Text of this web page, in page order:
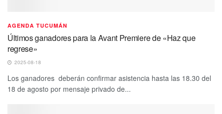
AGENDA TUCUMÁN
Últimos ganadores para la Avant Premiere de «Haz que
regrese»
2025-08-18
Los ganadores deberán confirmar asistencia hasta las 18.30 del
18 de agosto por mensaje privado de...